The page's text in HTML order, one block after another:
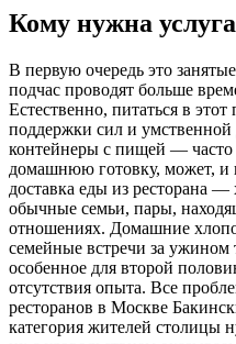
Кому нужна
В первую очередь это
подчас проводят больше
Естественно, питаться в
поддержки сил и умственной
контейнеры с пищей ― часто
домашнюю готовку, может, и
доставка еды из ресторана
обычные семьи, пары,
отношениях. Домашние
семейные встречи за ужином
особенное для второй
отсутствия опыта. Все
ресторанов в Москве
категория жителей столицы